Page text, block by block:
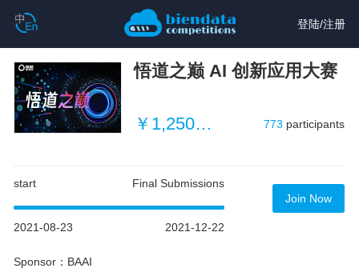
登陆/注册
悟道之巅 AI 创新应用大赛
￥1,250,000 773 participants
start Final Submissions
2021-08-23 2021-12-22
Sponsor：BAAI
Join Now